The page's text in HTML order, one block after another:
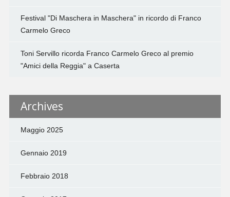
Festival "Di Maschera in Maschera" in ricordo di Franco
Carmelo Greco
Toni Servillo ricorda Franco Carmelo Greco al premio
"Amici della Reggia" a Caserta
Archives
Maggio 2025
Gennaio 2019
Febbraio 2018